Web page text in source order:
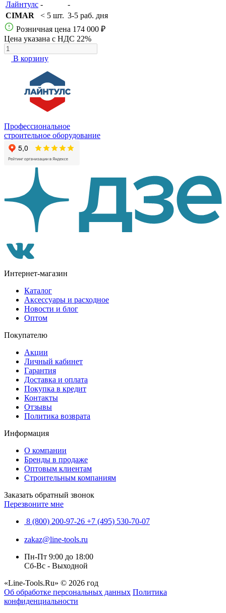
Лайнтулс -
-
CIMAR
< 5 шт. 3-5 раб. дня
Розничная цена 174 000 ₽
Цена указана с НДС 22%
В корзину
Профессиональное
строительное оборудование
Интернет-магазин
Каталог
Аксессуары и расходное
Новости и блог
Оптом
Покупателю
Акции
Личный кабинет
Гарантия
Доставка и оплата
Покупка в кредит
Контакты
Отзывы
Политика возврата
Информация
О компании
Бренды в продаже
Оптовым клиентам
Строительным компаниям
Заказать обратный звонок
Перезвоните мне
8 (800) 200-97-26 +7 (495) 530-70-07
zakaz@line-tools.ru
Пн-Пт 9:00 до 18:00
Сб-Вс - Выходной
«Line-Tools.Ru» © 2026 год
Об обработке персональных данных Политика
конфиденциальности